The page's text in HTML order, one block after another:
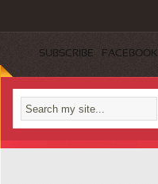
SUBSCRIBE FACEBOOK